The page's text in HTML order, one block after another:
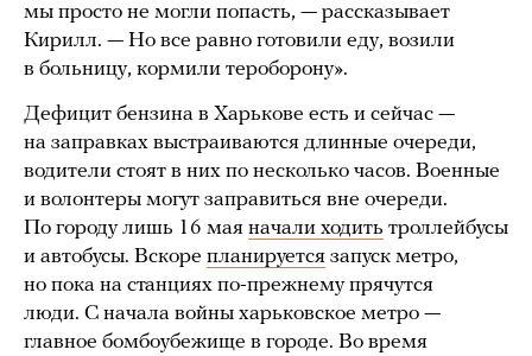
мы просто не могли попасть, — рассказывает
Кирилл. — Но все равно готовили еду, возили
в больницу, кормили тероборону».
Дефицит бензина в Харькове есть и сейчас —
на заправках выстраиваются длинные очереди,
водители стоят в них по несколько часов. Военные
и волонтеры могут заправиться вне очереди.
По городу лишь 16 мая начали ходить троллейбусы
и автобусы. Вскоре планируется запуск метро,
но пока на станциях по-прежнему прячутся
люди. С начала войны харьковское метро —
главное бомбоубежище в городе. Во время